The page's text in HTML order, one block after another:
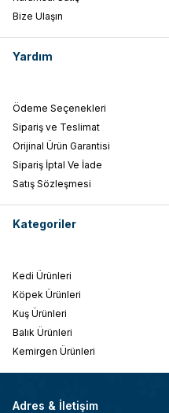
Bize Ulaşın
Yardım
Ödeme Seçenekleri
Sipariş ve Teslimat
Orijinal Ürün Garantisi
Sipariş İptal Ve İade
Satış Sözleşmesi
Kategoriler
Kedi Ürünleri
Köpek Ürünleri
Kuş Ürünleri
Balık Ürünleri
Kemirgen Ürünleri
Adres & İletişim